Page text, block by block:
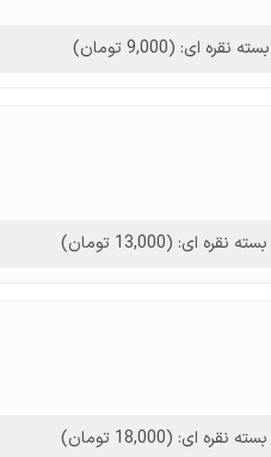
بسته نقره ای: (9,000 تومان)
بسته نقره ای: (13,000 تومان)
بسته نقره ای: (18,000 تومان)